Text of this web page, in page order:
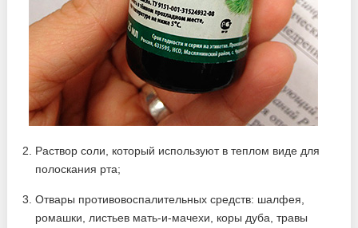
Раствор соли, который используют в теплом виде для
полоскания рта;
Отвары противовоспалительных средств: шалфея,
ромашки, листьев мать-и-мачехи, коры дуба, травы